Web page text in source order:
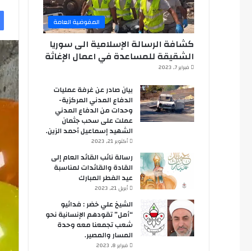
المفوضية العامة
كشافة الرسالة الإسلامية الى سوريا
الشقيقة للمساعدة في اعمال الإغاثة
فبراير 7, 2023
بيان صادر عن غرفة عمليات
الدفاع المدني المركزية-
وحدات من الدفاع المدني
عملت على سحب جثمان
الشهيد إسماعيل أحمد الزين.
أكتوبر 21, 2023
رسالة نائب القائد العام إلى
القادة والقائدات لمناسبة
عيد الفطر المبارك
أبريل 21, 2023
الشيخ علي خضر : فدائيو
“أمل” تقودهم الإنسانية نحو
شعب تجمعنا معه وحدة
المسار والمصير.
فبراير 8, 2023